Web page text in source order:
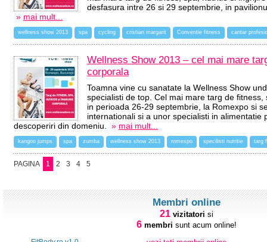
desfasura intre 26 si 29 septembrie, in
» mai mult...
wellness show 2013 spa cycling cristian margarit Conventie fitness cantar
Wellness Show 2013 – cel mai mare
corporala
Toamna vine cu sanatate la Wellness Show
specialisti de top. Cel mai mare targ de
in perioada 26-29 septembrie, la Romexpo si
internationali si a unor specialisti in alimentatie
descoperiri din domeniu. » mai mult...
kangoo jumps spa zumba wellness show 2013 romexpo specilisti nutritie targ
PAGINA 1 2 3 4 5
Membri online
21 vizitatori si
6 membri sunt acum online!